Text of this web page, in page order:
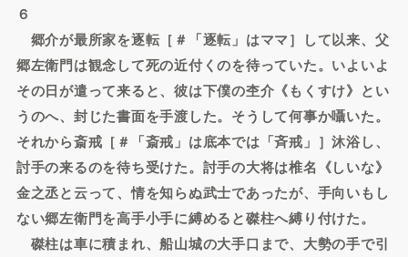
６
郷介が最所家を逐転［＃「逐転」はママ］して以来、父
郷左衛門は観念して死の近付くのを待っていた。いよいよ
その日が遣って来ると、彼は下僕の杢介《もくすけ》とい
うのへ、封じた書面を手渡した。そうして何事か囁いた。
それから斎戒［＃「斎戒」は底本では「斉戒」］沐浴し、
討手の来るのを待ち受けた。討手の大将は椎名《しいな》
金之丞と云って、情を知らぬ武士であったが、手向いもし
ない郷左衛門を高手小手に縛めると磔柱へ縛り付けた。
磔柱は車に積まれ、船山城の大手口まで、大勢の手で引